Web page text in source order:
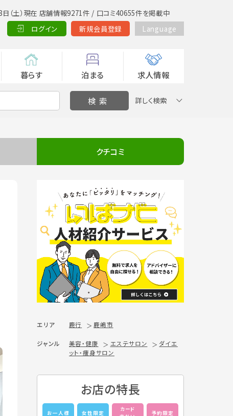
（土）現在 店舗情報9271件 / 口コミ40655件を掲載中
ログイン
新規会員登録 Language
暮らす 泊まる 求人情報
詳しく検索
クチコミ
エリア 鹿行 鹿嶋市
ジャンル 美容・健康 エステサロン
ダイエ
ット・痩身サロン
お店の特長
お一人様 女性限定
カード
予約限定